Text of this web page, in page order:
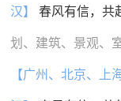
汉】 春风有信，共
划、建筑、景观、
【广州、北京、上